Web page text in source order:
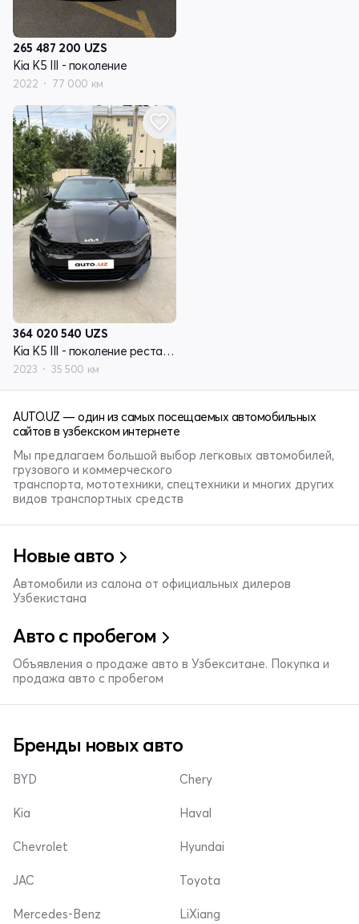
265 487 200 UZS
Kia K5 III - поколение
2022 77 000 км
364 020 540 UZS
Kia K5 III - поколение рестайлинг
2023 35 500 км
AUTO.UZ — один из самых посещаемых автомобильных
сайтов в узбекском интернете
Мы предлагаем большой выбор легковых автомобилей,
грузового и коммерческого
транспорта, мототехники, спецтехники и многих других
видов транспортных средств
Новые авто
Автомобили из салона от официальных дилеров
Узбекистана
Авто с пробегом
Объявления о продаже авто в Узбекситане. Покупка и
продажа авто с пробегом
Бренды новых авто
BYD
Kia
Chevrolet
Chery
Haval
Hyundai
JAC
Mercedes-Benz
Toyota
LiXiang